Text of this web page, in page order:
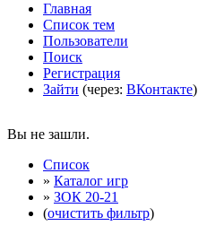
Главная
Список тем
Пользователи
Поиск
Регистрация
Зайти (через: ВКонтакте)
Вы не зашли.
Список
» Каталог игр
» ЗОК 20-21
(очистить фильтр)